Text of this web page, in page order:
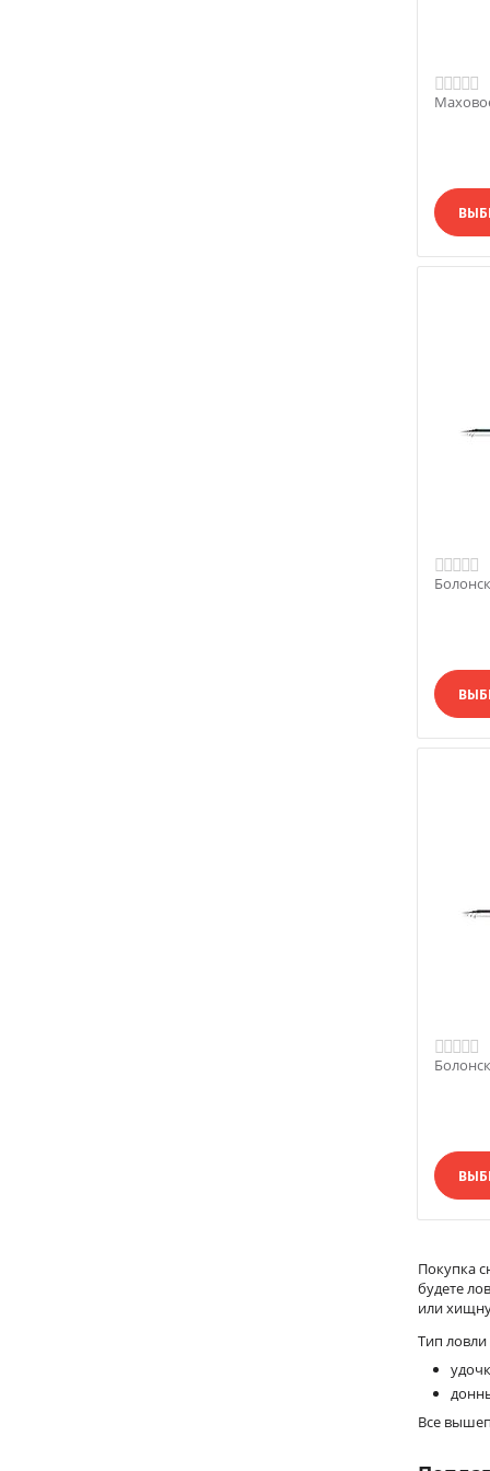
Покупка
будете
или
Тип
Все